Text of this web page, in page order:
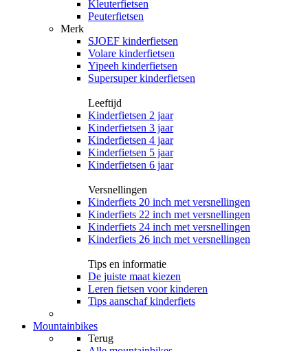
Kleuterfietsen
Peuterfietsen
Merk
SJOEF kinderfietsen
Volare kinderfietsen
Yipeeh kinderfietsen
Supersuper kinderfietsen
Leeftijd
Kinderfietsen 2 jaar
Kinderfietsen 3 jaar
Kinderfietsen 4 jaar
Kinderfietsen 5 jaar
Kinderfietsen 6 jaar
Versnellingen
Kinderfiets 20 inch met versnellingen
Kinderfiets 22 inch met versnellingen
Kinderfiets 24 inch met versnellingen
Kinderfiets 26 inch met versnellingen
Tips en informatie
De juiste maat kiezen
Leren fietsen voor kinderen
Tips aanschaf kinderfiets
Mountainbikes
Terug